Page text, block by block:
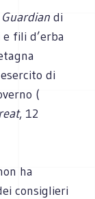
Guardian di
fili d’erba
di
(
, 12
ha
consiglieri